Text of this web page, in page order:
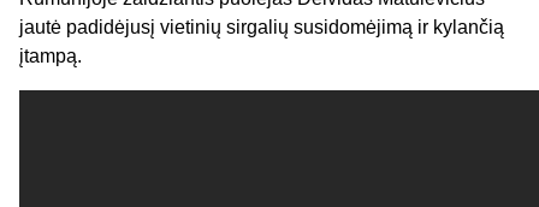
jautė padidėjusį vietinių sirgalių susidomėjimą ir kylančią
įtampą.